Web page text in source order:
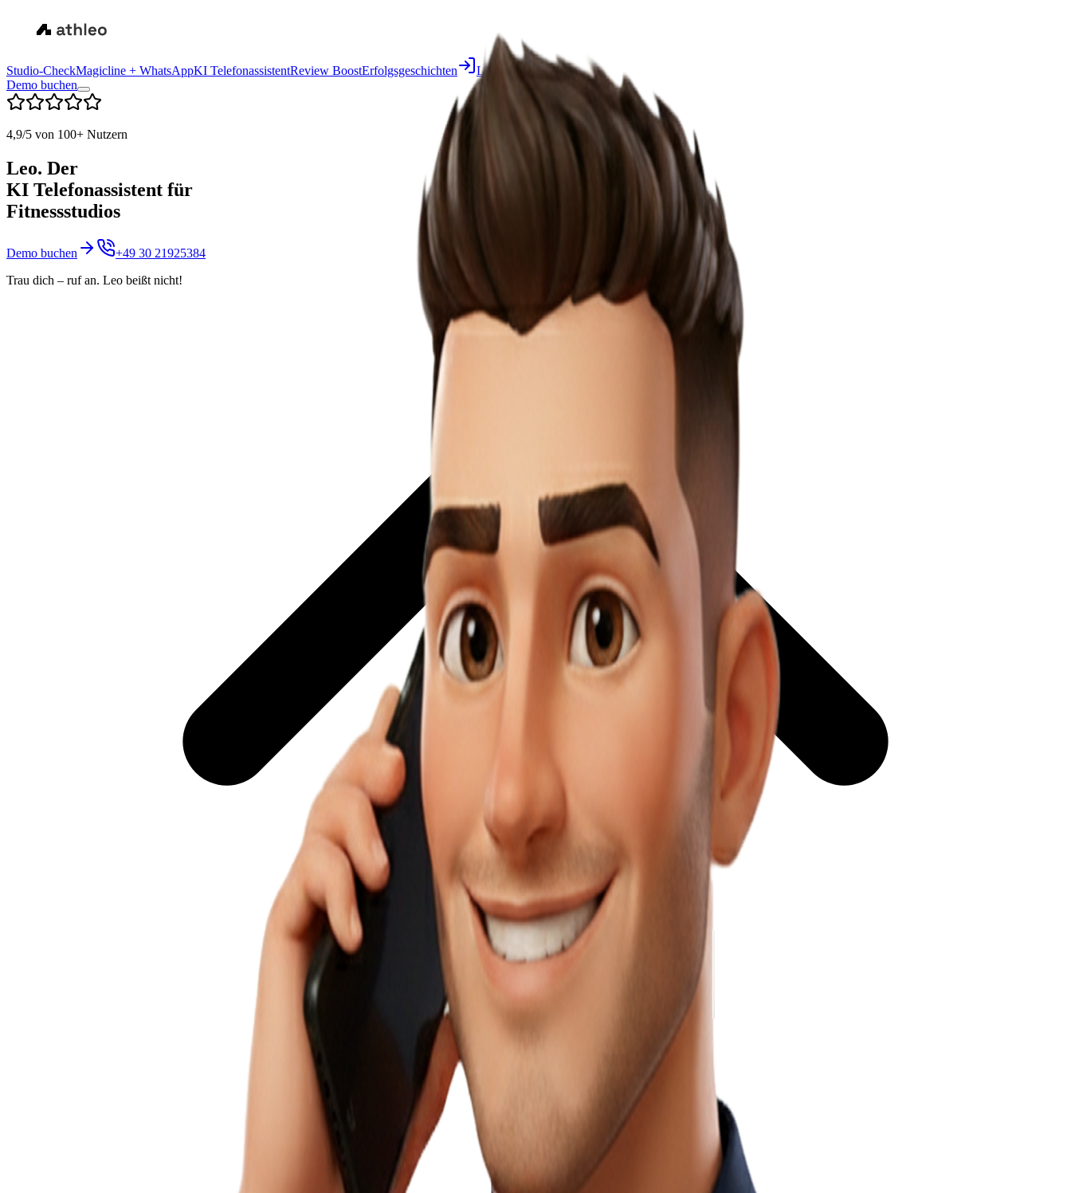
Studio-CheckMagicline + WhatsAppKI TelefonassistentReview BoostErfolgsgeschichten Login
Demo buchen
Demo buchen
4,9/5 von 100+ Nutzern
Leo. Der
KI Telefonassistent für
Fitnessstudios
Demo buchen
+49 30 21925384
Trau dich – ruf an. Leo beißt nicht!